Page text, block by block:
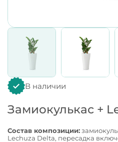
В наличии
Замиокулькас +
Состав композиции:
Lechuza Delta, пересадка